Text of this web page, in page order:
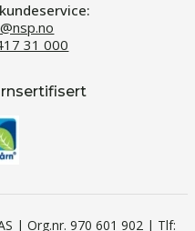
31 000
| Org.nr. 970 601 902 | Tlf: